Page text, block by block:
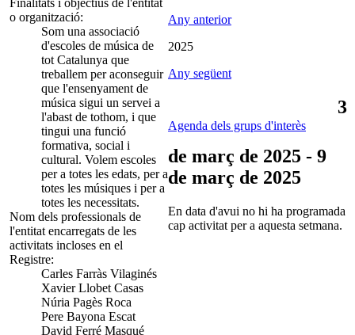
Finalitats i objectius de l'entitat
o organització:
Som una associació
d'escoles de música de
tot Catalunya que
treballem per aconseguir
que l'ensenyament de
música sigui un servei a
l'abast de tothom, i que
tingui una funció
formativa, social i
cultural. Volem escoles
per a totes les edats, per a
totes les músiques i per a
totes les necessitats.
Nom dels professionals de
l'entitat encarregats de les
activitats incloses en el
Registre:
Carles Farràs Vilaginés
Xavier Llobet Casas
Núria Pagès Roca
Pere Bayona Escat
David Ferré Masqué
Any anterior
2025
Any següent
Agenda dels grups d'interès
3
de març de 2025 - 9
de març de 2025
En data d'avui no hi ha programada
cap activitat per a aquesta setmana.